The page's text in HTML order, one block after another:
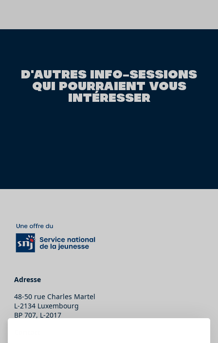
D'AUTRES INFO-SESSIONS
QUI POURRAIENT VOUS
INTÉRESSER
Adresse
48-50 rue Charles Martel
L-2134 Luxembourg
BP 707, L-2017